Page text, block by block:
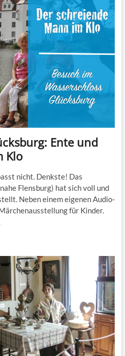
Ente und
Klo
nicht. Denkste! Das
Flensburg) hat sich voll und
Neben einem eigenen Audio-
für Kinder.